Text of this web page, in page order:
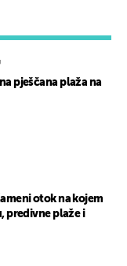
pješčana plaža na
otok na kojem
predivne plaže i